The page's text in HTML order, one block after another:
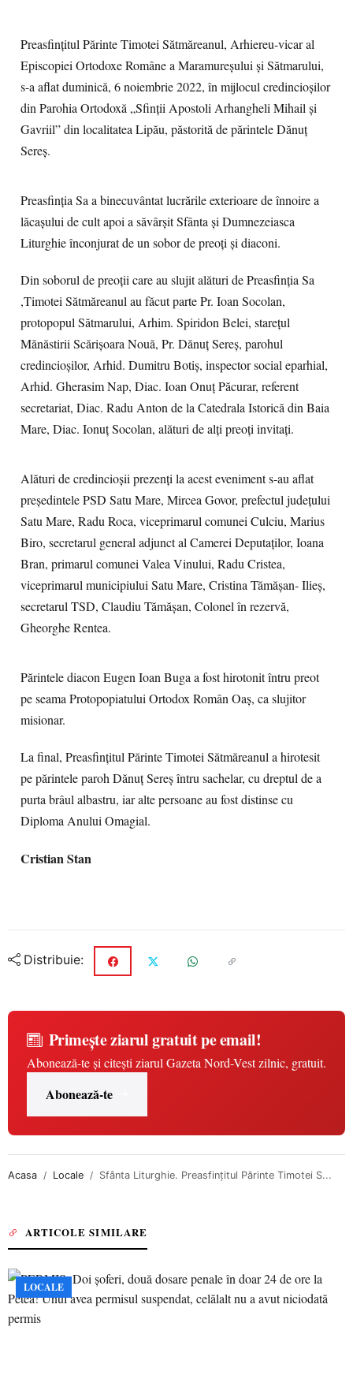
Preasfințitul Părinte Timotei Sătmăreanul, Arhiereu-vicar al
Episcopiei Ortodoxe Române a Maramureșului și Sătmarului,
s-a aflat duminică, 6 noiembrie 2022, în mijlocul credincioșilor
din Parohia Ortodoxă „Sfinții Apostoli Arhangheli Mihail și
Gavriil” din localitatea Lipău, păstorită de părintele Dănuț
Sereș.
Preasfinția Sa a binecuvântat lucrările exterioare de înnoire a
lăcașului de cult apoi a săvârșit Sfânta și Dumnezeiasca
Liturghie înconjurat de un sobor de preoți și diaconi.
Din soborul de preoții care au slujit alături de Preasfinția Sa
,Timotei Sătmăreanul au făcut parte Pr. Ioan Socolan,
protopopul Sătmarului, Arhim. Spiridon Belei, starețul
Mănăstirii Scărișoara Nouă, Pr. Dănuț Sereș, parohul
credincioșilor, Arhid. Dumitru Botiș, inspector social eparhial,
Arhid. Gherasim Nap, Diac. Ioan Onuț Păcurar, referent
secretariat, Diac. Radu Anton de la Catedrala Istorică din Baia
Mare, Diac. Ionuț Socolan, alături de alți preoți invitați.
Alături de credincioşii prezenți la acest eveniment s-au aflat
președintele PSD Satu Mare, Mircea Govor, prefectul județului
Satu Mare, Radu Roca, viceprimarul comunei Culciu, Marius
Biro, secretarul general adjunct al Camerei Deputaților, Ioana
Bran, primarul comunei Valea Vinului, Radu Cristea,
viceprimarul municipiului Satu Mare, Cristina Tămășan- Ilieș,
secretarul TSD, Claudiu Tămășan, Colonel în rezervă,
Gheorghe Rentea.
Părintele diacon Eugen Ioan Buga a fost hirotonit întru preot
pe seama Protopopiatului Ortodox Român Oaș, ca slujitor
misionar.
La final, Preasfințitul Părinte Timotei Sătmăreanul a hirotesit
pe părintele paroh Dănuț Sereș întru sachelar, cu dreptul de a
purta brâul albastru, iar alte persoane au fost distinse cu
Diploma Anului Omagial.
Cristian Stan
Distribuie:
Primește ziarul gratuit pe email!
Abonează-te și citești ziarul Gazeta Nord-Vest zilnic, gratuit.
Abonează-te
Acasa Locale Sfânta Liturghie. Preasfințitul Părinte Timotei S...
ARTICOLE SIMILARE
LOCALE